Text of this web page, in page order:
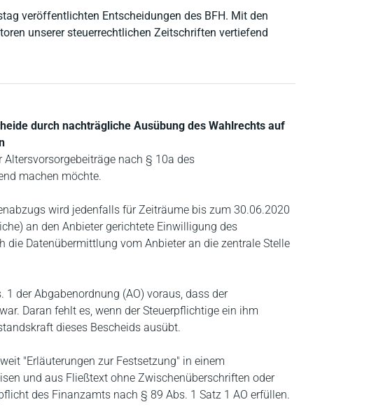
veröffentlichten Entscheidungen des BFH. Mit den
unserer steuerrechtlichen Zeitschriften vertiefend
durch nachträgliche Ausübung des Wahlrechts auf
Altersvorsorgebeiträge nach § 10a des
machen möchte.
wird jedenfalls für Zeiträume bis zum 30.06.2020
an den Anbieter gerichtete Einwilligung des
Datenübermittlung vom Anbieter an die zentrale Stelle
der Abgabenordnung (AO) voraus, dass der
Daran fehlt es, wenn der Steuerpflichtige ein ihm
dieses Bescheids ausübt.
"Erläuterungen zur Festsetzung" in einem
und aus Fließtext ohne Zwischenüberschriften oder
des Finanzamts nach § 89 Abs. 1 Satz 1 AO erfüllen.